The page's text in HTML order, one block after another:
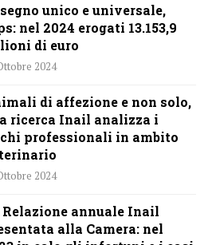
unico e universale,
nel 2024 erogati 13.153,9
di euro
2024
di affezione e non solo,
ricerca Inail analizza i
professionali in ambito
2024
Relazione annuale Inail
alla Camera: nel